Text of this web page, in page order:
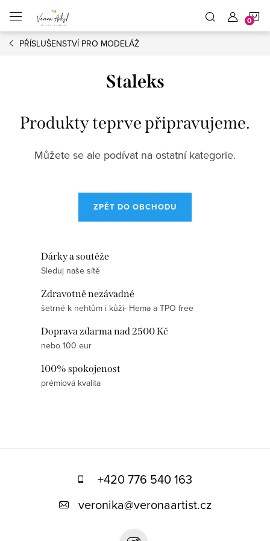
obsah
PŘÍSLUŠENSTVÍ PRO MODELÁŽ
Staleks
Produkty teprve připravujeme.
Můžete se ale podívat na ostatní kategorie.
ZPĚT DO OBCHODU
Dárky a soutěže
Sleduj naše sítě
Zdravotně nezávadné
šetrné k nehtům i kůži- Hema a TPO free
Doprava zdarma nad 2500 Kč
nebo 100 eur
100% spokojenost
prémiová kvalita
+420 776 540 163
veronika@veronaartist.cz